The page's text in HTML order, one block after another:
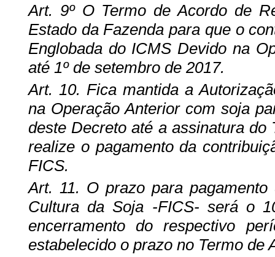
Art. 9º O Termo de Acordo de
Estado da Fazenda para que o
Englobada do ICMS Devido na
até 1º de setembro de 2017.
Art. 10. Fica mantida a
na Operação Anterior com soja
deste Decreto até a assinatura
realize o pagamento da
FICS.
Art. 11. O prazo para
Cultura da Soja -FICS- será o
encerramento do respectivo
estabelecido o prazo no Termo